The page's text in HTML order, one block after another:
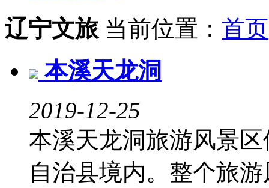
辽宁文旅 当前位置： 首页
本溪天龙洞
2019-12-25
本溪天龙洞旅游风景
自治县境内。整个旅